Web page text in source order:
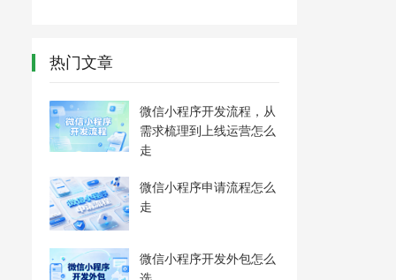
热门文章
微信小程序开发流程，从
需求梳理到上线运营怎么
走
微信小程序申请流程怎么
走
微信小程序开发外包怎么